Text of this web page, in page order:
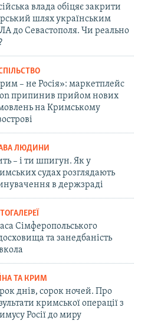
влада обіцяє закрити
шлях українським
до Севастополя. Чи реально
– не Росія»: маркетплейс
припинив прийом нових
на Кримському
ЛЮДИНИ
– і ти шпигун. Як у
судах розглядають
в держзраді
Сімферопольського
та занедбаність
ТА КРИМ
днів, сорок ночей. Про
кримської операції з
Росії до миру